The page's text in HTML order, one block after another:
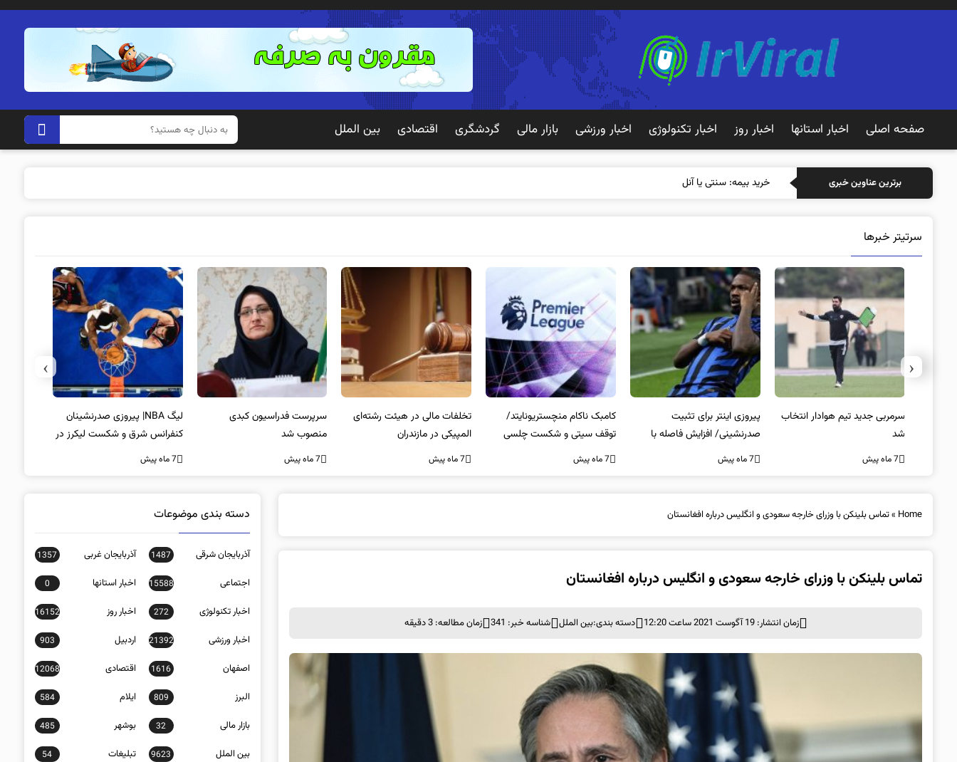
صفحه اصلی اخبار استانها اخبار روز اخبار تکنولوژی اخبار ورزشی بازار مالی گردشگری اقتصادی بین الملل
برترین عناوین خبری خرید بیمه: سنتی یا آنلاین؟ کدامیک تجربه به
سرتیتر خبرها
سرمربی جدید تیم هوادار انتخاب
شد
7 ماه پیش
پیروزی اینتر برای تثبیت
صدرنشینی/ افزایش فاصله با
ناپولی
7 ماه پیش
کامبک ناکام منچستریونایتد/
توقف سیتی و شکست چلسی
7 ماه پیش
تخلفات مالی در هیئت رشته‌ای
المپیکی در مازندران
7 ماه پیش
سرپرست فدراسیون کبدی
منصوب شد
7 ماه پیش
لیگ NBA| پیروزی صدرنشینان
کنفرانس شرق و شکست لیکرز در
غیاب جیمز
7 ماه پیش
‹
›
Home
»تماس بلینکن با وزرای خارجه سعودی و انگلیس درباره افغانستان
تماس بلینکن با وزرای خارجه سعودی و انگلیس درباره افغانستان
زمان انتشار: 19 آگوست 2021 ساعت 12:20 دسته بندی:بین الملل شناسه خبر: 341 زمان مطالعه: 3 دقیقه
دسته بندی موضوعات
آذربایجان شرقی 1487 آذربایجان غربی 1357
اجتماعی 15588 اخبار استانها 0
اخبار تکنولوژی 272 اخبار روز 16152
اخبار ورزشی 21392 اردبیل 903
اصفهان 1616 اقتصادی 12068
البرز 809 ایلام 584
بازار مالی 32 بوشهر 485
بین الملل 9623 تبلیغات 54